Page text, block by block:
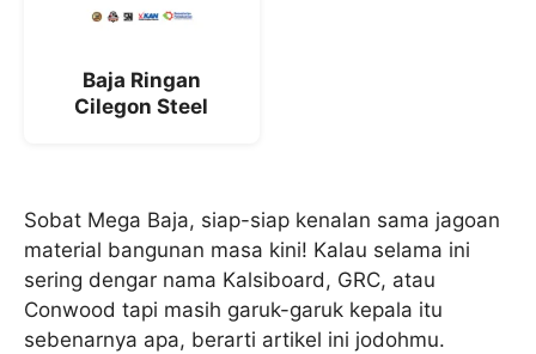
Baja Ringan
Cilegon Steel
Sobat Mega Baja, siap-siap kenalan sama jagoan
material bangunan masa kini! Kalau selama ini
sering dengar nama Kalsiboard, GRC, atau
Conwood tapi masih garuk-garuk kepala itu
sebenarnya apa, berarti artikel ini jodohmu.